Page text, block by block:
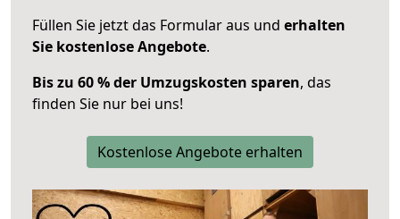
Füllen Sie jetzt das Formular aus und erhalten
Sie kostenlose Angebote.
Bis zu 60 % der Umzugskosten sparen, das
finden Sie nur bei uns!
Kostenlose Angebote erhalten